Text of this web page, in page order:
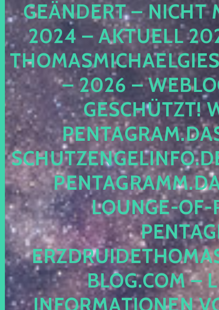
GEÄNDERT – NICHT
2024 – AKTUELL
– 2026 –
ESCHÜTZT!
OUNGE-OF-
LOG.COM –
NFORMATIONEN